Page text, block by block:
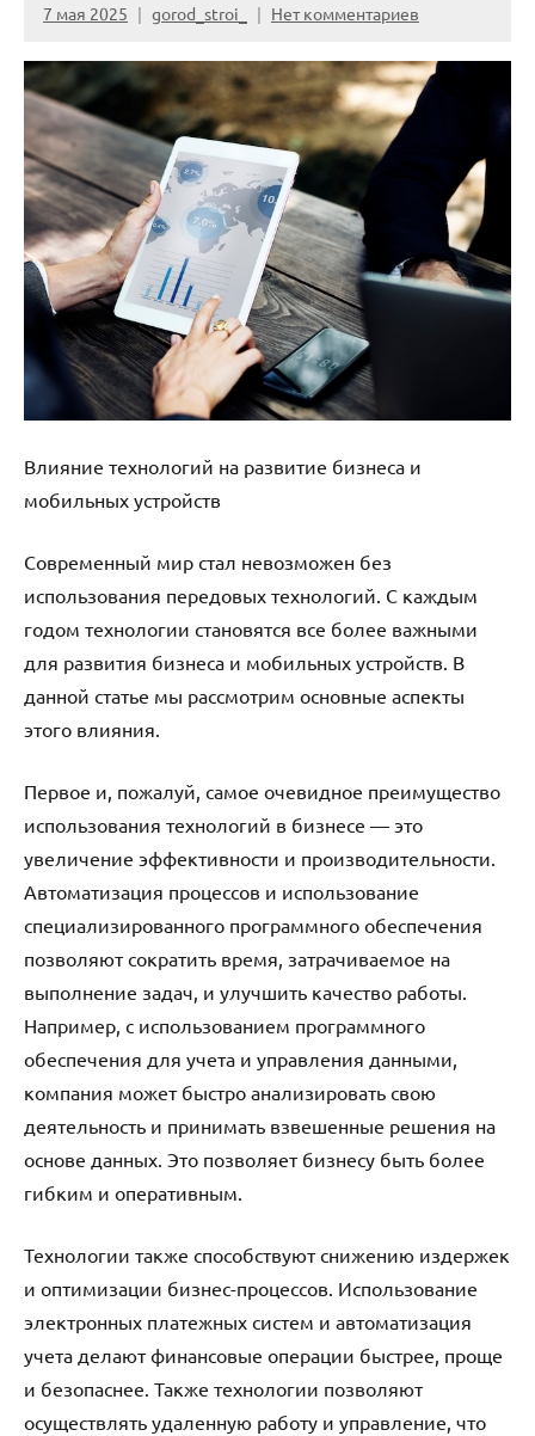
7 мая 2025 gorod_stroi_ Нет комментариев
Влияние технологий на развитие бизнеса и
мобильных устройств
Современный мир стал невозможен без
использования передовых технологий. С каждым
годом технологии становятся все более важными
для развития бизнеса и мобильных устройств. В
данной статье мы рассмотрим основные аспекты
этого влияния.
Первое и, пожалуй, самое очевидное преимущество
использования технологий в бизнесе — это
увеличение эффективности и производительности.
Автоматизация процессов и использование
специализированного программного обеспечения
позволяют сократить время, затрачиваемое на
выполнение задач, и улучшить качество работы.
Например, с использованием программного
обеспечения для учета и управления данными,
компания может быстро анализировать свою
деятельность и принимать взвешенные решения на
основе данных. Это позволяет бизнесу быть более
гибким и оперативным.
Технологии также способствуют снижению издержек
и оптимизации бизнес-процессов. Использование
электронных платежных систем и автоматизация
учета делают финансовые операции быстрее, проще
и безопаснее. Также технологии позволяют
осуществлять удаленную работу и управление, что